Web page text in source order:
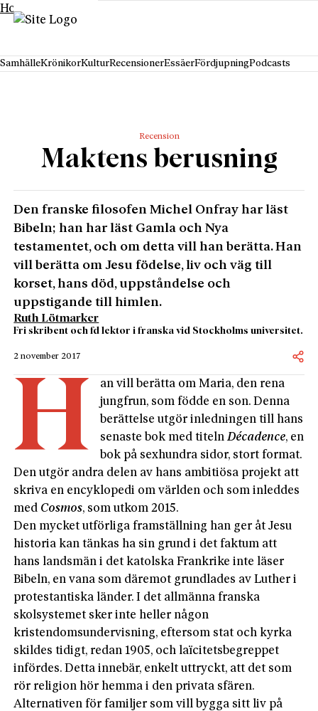
Hoppa till innehåll
SamhälleKrönikorKulturRecensionerEssäerFördjupningPodcasts
Recension
Maktens berusning
Den franske filosofen Michel Onfray har läst
Bibeln; han har läst Gamla och Nya
testamentet, och om detta vill han berätta. Han
vill berätta om Jesu födelse, liv och väg till
korset, hans död, uppståndelse och
uppstigande till himlen.
Ruth Lötmarker
Fri skribent och fd lektor i franska vid Stockholms universitet.
2 november 2017
H
an vill berätta om Maria, den rena
jungfrun, som födde en son. Denna
berättelse utgör inledningen till hans
senaste bok med titelnDécadence, en
bok på sexhundra sidor, stort format.
Den utgör andra delen av hans ambitiösa projekt att
skriva en encyklopedi om världen och som inleddes
med Cosmos, som utkom 2015.
Den mycket utförliga framställning han ger åt Jesu
historia kan tänkas ha sin grund i det faktum att
hans landsmän i det katolska Frankrike inte läser
Bibeln, en vana som däremot grundlades av Luther i
protestantiska länder. I det allmänna franska
skolsystemet sker inte heller någon
kristendomsundervisning, eftersom stat och kyrka
skildes tidigt, redan 1905, och laïcitetsbegreppet
infördes. Detta innebär, enkelt uttryckt, att det som
rör religion hör hemma i den privata sfären.
Alternativen för familjer som vill bygga sitt liv på